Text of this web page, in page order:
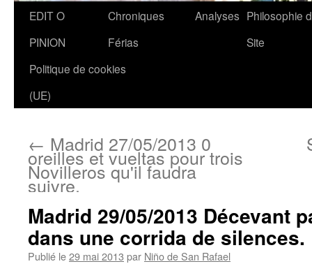
Aller
contenu
EDIT O
PINION
Chroniques
Férias
Analyses Philosophie
Site
Politique de cookies
(UE)
← Madrid 27/05/2013 0
oreilles et vueltas pour trois
Novilleros qu'il faudra
suivre.
Madrid 29/05/2013 Décevant
dans une corrida de silences.
Publié le29 mai 2013 par Niño de San Rafael